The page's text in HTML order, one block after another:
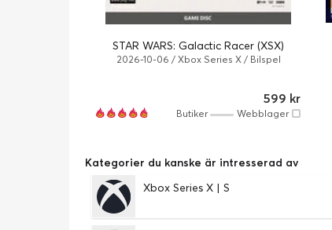
STAR WARS: Galactic Racer (XSX)
2026-10-06 / Xbox Series X / Bilspel
599 kr
Webblager
Butiker
Kategorier du kanske är intresserad av
Xbox Series X | S